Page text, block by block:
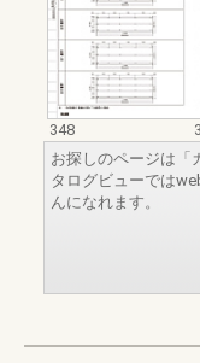
348
お探しのページは「
タログビューでは
んになれます。